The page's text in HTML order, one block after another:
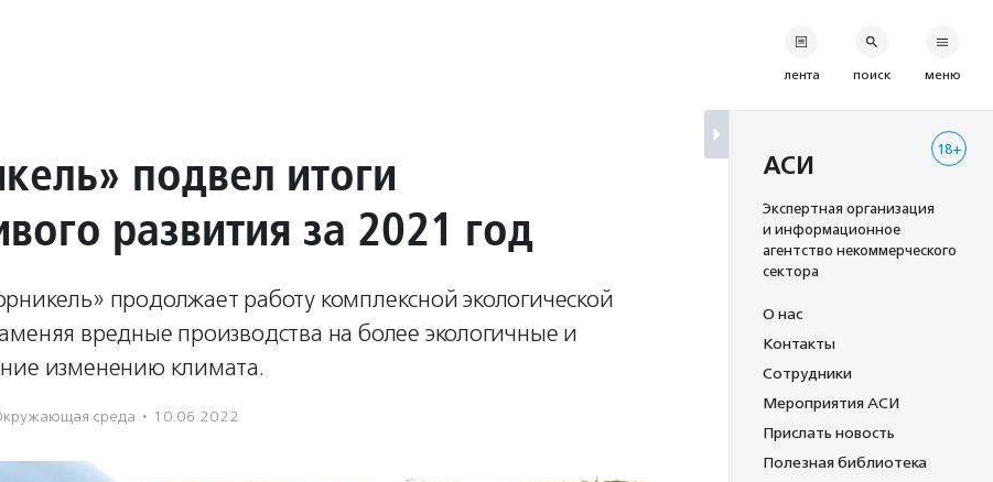
подвел итоги
развития за 2021 год
продолжает работу комплексной экологической
вредные производства на более экологичные и
изменению климата.
среда · 10.06.2022
лента поиск меню
18+
АСИ
Экспертная организация
и информационное
агентство некоммерческого
сектора
О нас
Контакты
Сотрудники
Мероприятия АСИ
Прислать новость
Полезная библиотека